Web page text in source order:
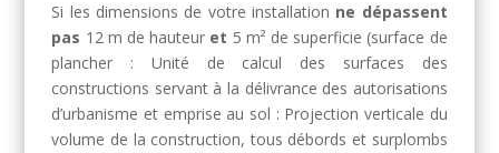
Si les dimensions de votre installation ne dépassent
pas 12 m de hauteur et 5 m² de superficie (surface de
plancher : Unité de calcul des surfaces des
constructions servant à la délivrance des autorisations
d’urbanisme et emprise au sol : Projection verticale du
volume de la construction, tous débords et surplombs